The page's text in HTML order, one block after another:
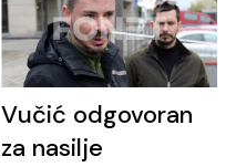
Vučić odgovoran
za nasilje